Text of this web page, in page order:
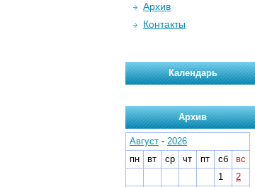
Архив
Контакты
Календарь
Архив
Август - 2026
пн
вт ср чт пт сб
вс
1
2